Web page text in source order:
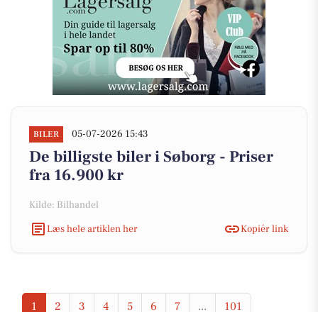
BILER 05-07-2026 15:43
De billigste biler i Søborg - Priser
fra 16.900 kr
Kilde: Bilhandel
Læs hele artiklen her
Kopiér link
1 2 3 4 5 6 7 ... 101